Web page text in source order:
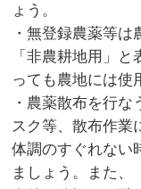
ょう。
・無登録農薬等は
「非農耕地用」
っても農地には使
・農薬散布を行
スク等、散布作業
体調のすぐれない
ましょう。また、